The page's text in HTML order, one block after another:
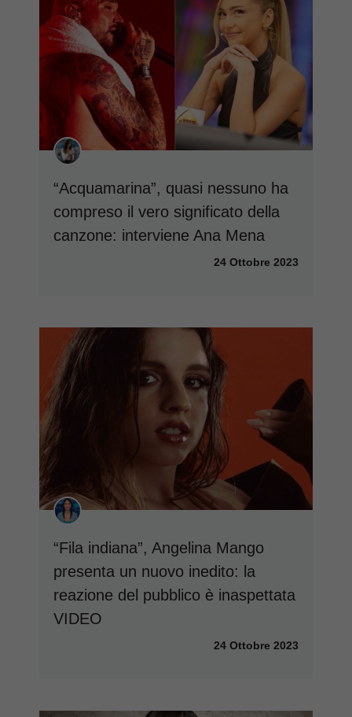
“Acquamarina”, quasi nessuno ha
compreso il vero significato della
canzone: interviene Ana Mena
24 Ottobre 2023
“Fila indiana”, Angelina Mango
presenta un nuovo inedito: la
reazione del pubblico è inaspettata
VIDEO
24 Ottobre 2023